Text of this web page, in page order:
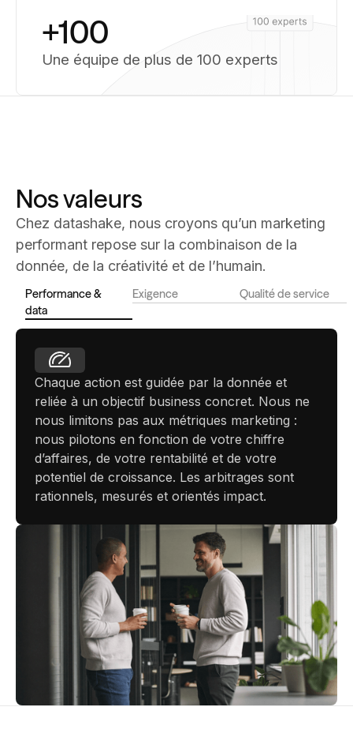
+100
Une équipe de plus de 100 experts
Nos valeurs
Chez datashake, nous croyons qu’un marketing
performant repose sur la combinaison de la
donnée, de la créativité et de l’humain.
Performance &
data
Exigence Qualité de service
Chaque action est guidée par la donnée et
reliée à un objectif business concret. Nous ne
nous limitons pas aux métriques marketing :
nous pilotons en fonction de votre chiffre
d’affaires, de votre rentabilité et de votre
potentiel de croissance. Les arbitrages sont
rationnels, mesurés et orientés impact.